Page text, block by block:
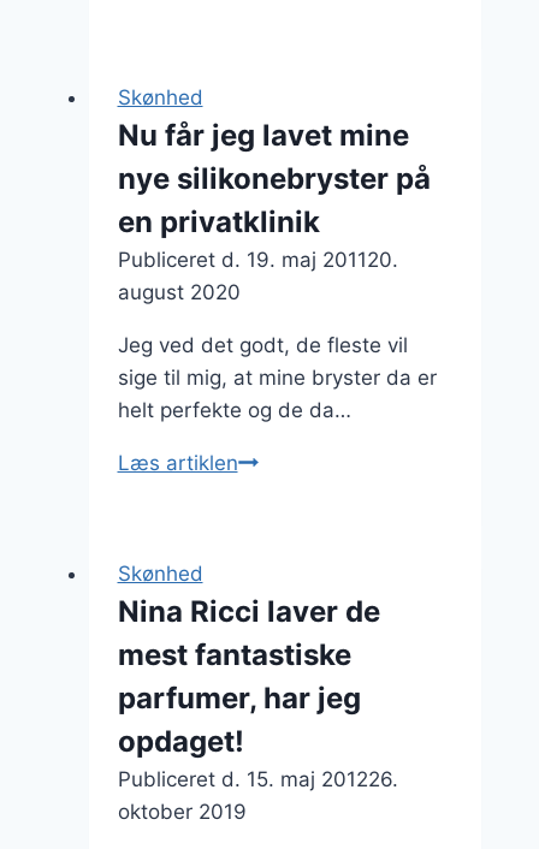
foregår
en
brystforstørrelse
Skønhed
Nu får jeg lavet mine
nye silikonebryster på
en privatklinik
Publiceret d. 19. maj 201120.
august 2020
Jeg ved det godt, de fleste vil
sige til mig, at mine bryster da er
helt perfekte og de da…
Læs artiklenNu
nye
silikonebryster
på
en
privatklinik
Skønhed
Nina Ricci laver de
mest fantastiske
parfumer, har jeg
opdaget!
Publiceret d. 15. maj 201226.
oktober 2019